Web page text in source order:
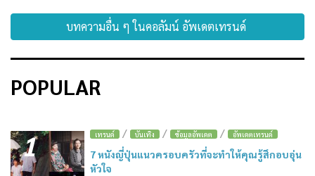
บทความอื่น ๆ ในคอลัมน์ อัพเดตเทรนด์
POPULAR
1 เทรนด์ / บันเทิง / ข้อมูลอัพเดต / อัพเดตเทรนด์
7 หนังญี่ปุ่นแนวครอบครัวที่จะทำให้คุณรู้สึกอบอุ่น
หัวใจ